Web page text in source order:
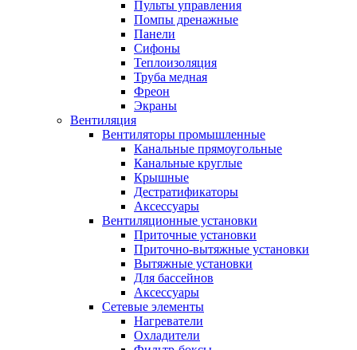
Пульты управления
Помпы дренажные
Панели
Сифоны
Теплоизоляция
Труба медная
Фреон
Экраны
Вентиляция
Вентиляторы промышленные
Канальные прямоугольные
Канальные круглые
Крышные
Дестратификаторы
Аксессуары
Вентиляционные установки
Приточные установки
Приточно-вытяжные установки
Вытяжные установки
Для бассейнов
Аксессуары
Сетевые элементы
Нагреватели
Охладители